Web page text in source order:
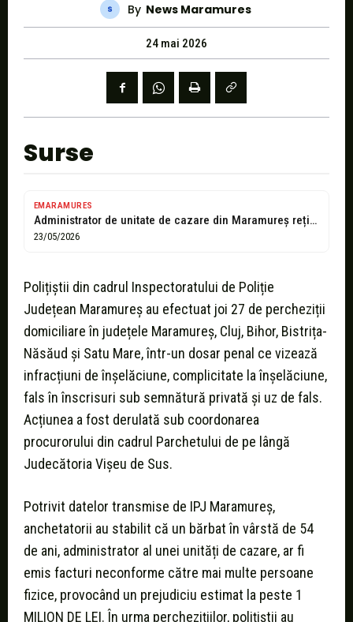
By News Maramures
24 mai 2026
Surse
EMARAMURES
Administrator de unitate de cazare din Maramureș reținut într-un dosar de înșelăciune...
23/05/2026
Polițiștii din cadrul Inspectoratului de Poliție
Județean Maramureș au efectuat joi 27 de percheziții
domiciliare în județele Maramureș, Cluj, Bihor, Bistrița-
Năsăud și Satu Mare, într-un dosar penal ce vizează
infracțiuni de înșelăciune, complicitate la înșelăciune,
fals în înscrisuri sub semnătură privată și uz de fals.
Acțiunea a fost derulată sub coordonarea
procurorului din cadrul Parchetului de pe lângă
Judecătoria Vișeu de Sus.
Potrivit datelor transmise de IPJ Maramureș,
anchetatorii au stabilit că un bărbat în vârstă de 54
de ani, administrator al unei unități de cazare, ar fi
emis facturi neconforme către mai multe persoane
fizice, provocând un prejudiciu estimat la peste 1
MILION DE LEI. În urma perchezițiilor, polițiștii au